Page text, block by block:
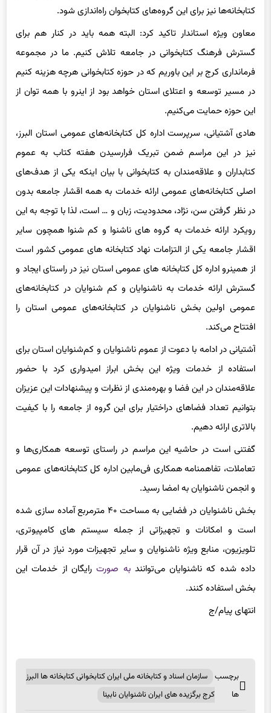
معاون ویژه استاندار تاکید کرد: البته همه باید در کنار هم برای
گسترش فرهنگ کتابخوانی در جامعه تلاش کنیم. ما در مجموعه
فرمانداری کرج بر این باوریم که در حوزه کتابخوانی هرچه هزینه کنیم
در مسیر توسعه و اعتلای استان خواهد بود از اینرو با همه توان از
این حوزه حمایت می‌کنیم.
هادی آشتیانی، سرپرست اداره‌ کل کتابخانه‌های عمومی استان البرز،
نیز در این مراسم ضمن تبریک فرارسیدن هفته کتاب به عموم
کتابداران و علاقه‌مندان به کتابخوانی با بیان اینکه یکی از هدف‌های
اصلی کتابخانه‌های عمومی ارائه خدمات به همه اقشار جامعه بدون
در نظر گرفتن سن، نژاد، محدودیت، زبان و … است، لذا با توجه به این
رویکرد ارائه خدمات به گروه های ناشنوا و کم شنوا همچون سایر
اقشار جامعه یکی از التزامات نهاد کتابخانه های عمومی کشور است
از همینرو اداره کل کتابخانه های عمومی استان نیز در راستای ایجاد و
گسترش ارائه خدمات به ناشنوایان و کم شنوایان در کتابخانه‌های
عمومی اولین بخش ناشنوایان در کتابخانه‌های عمومی استان را
افتتاح می‌کند.
آشتیانی در ادامه با دعوت از عموم ناشنوایان و کم‌شنوایان استان برای
استفاده از خدمات ویژه این بخش ابراز امیدواری کرد با حضور
علاقه‌مندان در این فضا و بهره‌مندی از نظرات و پیشنهادات این عزیزان
بتوانیم تعداد فضاهای دراختیار برای این گروه از جامعه را با کیفیت
بالاتری ارائه دهیم.
گفتنی است در حاشیه این مراسم در راستای توسعه همکاری‌ها و
تعاملات، تفاهمنامه همکاری فی‌مابین اداره کل کتابخانه‌های عمومی
و انجمن ناشنوایان به امضا رسید.
است و امکانات و تجهیزاتی از جمله سیستم های کامپیوتری،
تلویزیون، منابع ویژه ناشنوایان و سایر تجهیزات مورد نیاز در آن قرار
داده شده که ناشنوایان می‌توانندبه صورترایگان از خدمات این
بخش استفاده کنند.
انتهای پیام/ج
ها
کرج برگزیده های ایران ناشنوایان نابینا